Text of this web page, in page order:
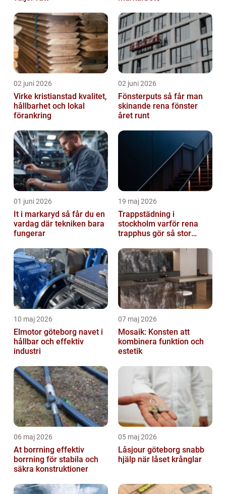
02 juni 2026
Virke kristianstad kvalitet,
hållbarhet och lokal
förankring
02 juni 2026
Fönsterputs så får man
skinande rena fönster
året runt
01 juni 2026
It i markaryd så får du en
vardag där tekniken bara
fungerar
19 maj 2026
Trappstädning i
stockholm varför rena
trapphus gör så stor
10 maj 2026
Elmotor göteborg navet i
hållbar och effektiv
industri
07 maj 2026
Mosaik: Konsten att
kombinera funktion och
estetik
06 maj 2026
At borrning effektiv
borrning för stabila och
säkra konstruktioner
05 maj 2026
Låsjour göteborg snabb
hjälp när låset krånglar